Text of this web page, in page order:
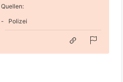
Quellen:
Polizei